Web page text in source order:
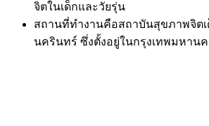
จิตในเด็กและวัยรุ่น
สถานที่ทำงานคือสถาบันสุขภาพจิต
นครินทร์ ซึ่งตั้งอยู่ในกรุงเทพมหาน